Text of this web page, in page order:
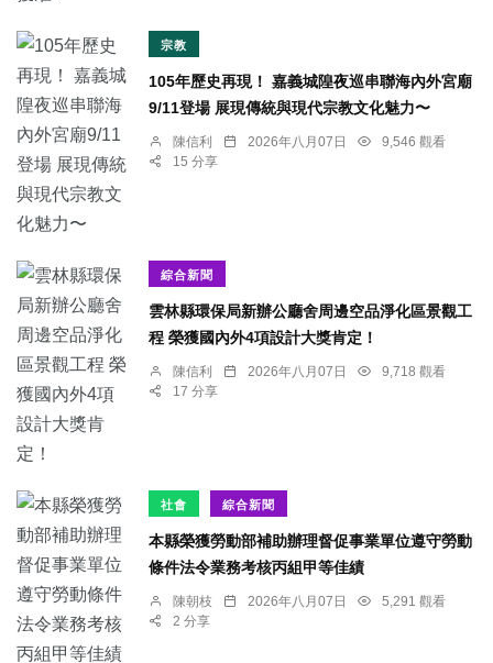
宗教
105年歷史再現！ 嘉義城隍夜巡串聯海內外宮廟
9/11登場 展現傳統與現代宗教文化魅力〜
陳信利 2026年八月07日
9,546 觀看
15 分享
綜合新聞
雲林縣環保局新辦公廳舍周邊空品淨化區景觀工
程 榮獲國內外4項設計大獎肯定！
陳信利 2026年八月07日
9,718 觀看
17 分享
社會 綜合新聞
本縣榮獲勞動部補助辦理督促事業單位遵守勞動
條件法令業務考核丙組甲等佳績
陳朝枝 2026年八月07日
5,291 觀看
2 分享